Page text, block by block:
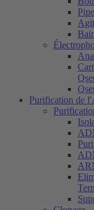
Purification de